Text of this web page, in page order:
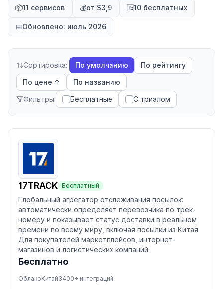
📦11 сервисов 💰от $3,9 🆓10 бесплатных
📅Обновлено: июль 2026
Сортировка: По умолчанию
По рейтингу
По цене ↑
По названию
Фильтры:
Бесплатные С триалом
17TRACK Бесплатный
Глобальный агрегатор отслеживания посылок:
автоматически определяет перевозчика по трек-
номеру и показывает статус доставки в реальном
времени по всему миру, включая посылки из Китая.
Для покупателей маркетплейсов, интернет-
магазинов и логистических компаний.
Бесплатно
ОблакоКитай3400+ интеграций